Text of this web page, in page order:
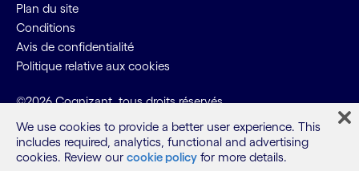
Plan du site
Conditions
Avis de confidentialité
Politique relative aux cookies
©2026 Cognizant, tous droits réservés
We use cookies to provide a better user experience. This
includes required, analytics, functional and advertising
cookies. Review our cookie policy for more details.